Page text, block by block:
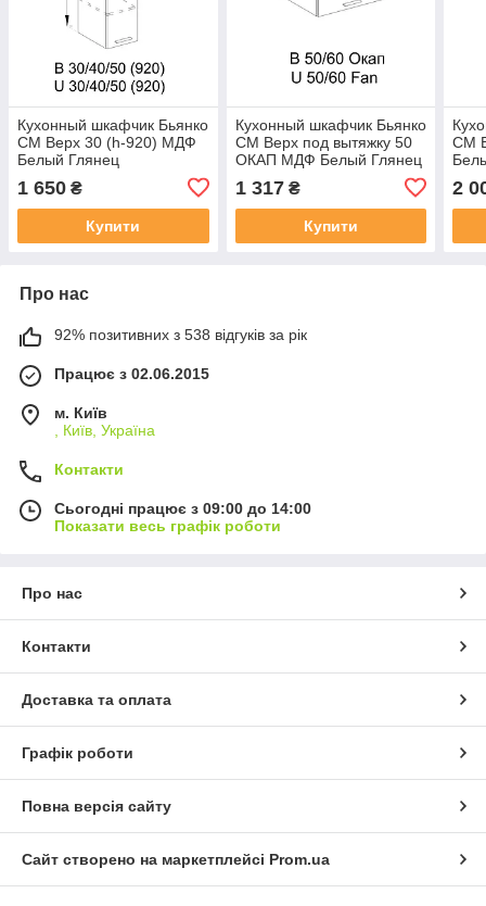
Кухонный шкафчик Бьянко
СМ Верх 30 (h-920) МДФ
Белый Глянец
1 650 ₴
Купити
Кухонный шкафчик Бьянко
СМ Верх под вытяжку 50
ОКАП МДФ Белый Глянец
1 317₴
Купити
СМ
2
Про нас
92% позитивних з 538 відгуків за рік
Працює з 02.06.2015
м. Київ
, Київ, Україна
Контакти
Сьогодні працює з 09:00 до 14:00
Показати весь графік роботи
Про нас
Контакти
Доставка та оплата
Графік роботи
Повна версія сайту
Сайт створено на маркетплейсі Prom.ua